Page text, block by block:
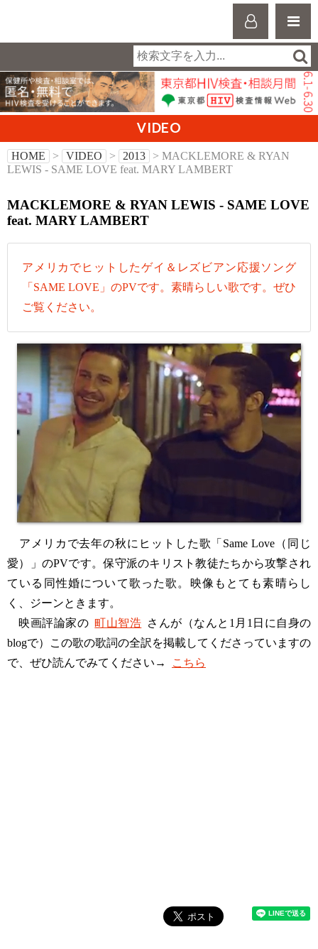
VIDEO
HOME > VIDEO > 2013
> MACKLEMORE & RYAN
LEWIS - SAME LOVE feat. MARY LAMBERT
MACKLEMORE & RYAN LEWIS - SAME LOVE
feat. MARY LAMBERT
アメリカでヒットしたゲイ＆レズビアン応援ソング
「SAME LOVE」のPVです。素晴らしい歌です。ぜひ
ご覧ください。
アメリカで去年の秋にヒットした歌「Same Love（同じ
愛）」のPVです。保守派のキリスト教徒たちから攻撃され
ている同性婚について歌った歌。映像もとても素晴らし
く、ジーンときます。
映画評論家の 町山智浩 さんが（なんと1月1日に自身の
blogで）この歌の歌詞の全訳を掲載してくださっていますの
で、ぜひ読んでみてください→
こちら